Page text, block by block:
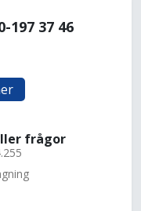
197 37 46
frågor